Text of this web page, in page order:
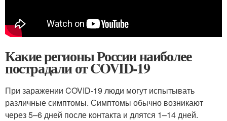
Какие регионы России наиболее
пострадали от COVID-19
При заражении COVID-19 люди могут испытывать
различные симптомы. Симптомы обычно возникают
через 5–6 дней после контакта и длятся 1–14 дней.